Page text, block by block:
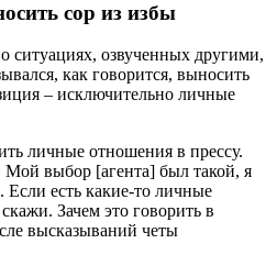
сор из избы
ситуациях, озвученных другими,
как говорится, выносить
– исключительно личные
личные отношения в прессу.
выбор [агента] был такой, я
Если есть какие-то личные
Зачем это говорить в
высказываний четы